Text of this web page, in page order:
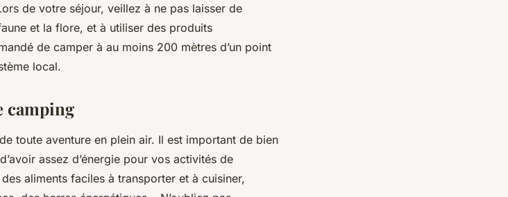
de votre séjour, veillez à ne pas laisser de
et la flore, et à utiliser des produits
de camper à au moins 200 mètres d’un point
local.
camping
toute aventure en plein air. Il est important de bien
assez d’énergie pour vos activités de
aliments faciles à transporter et à cuisiner,